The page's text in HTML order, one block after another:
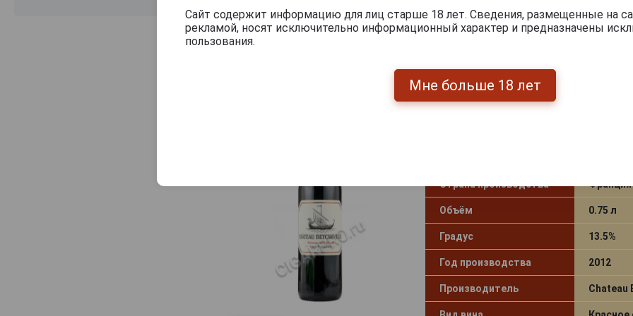
Условия продаж Только
Страна производства Франция
Объём 0.75 л
Градус 13.5%
Год производства 2012
Производитель Chateau
Сайт содержит информацию для лиц старше 18 лет. Сведения, размещенные на
рекламой, носят исключительно информационный характер и предназначены
пользования.
Мне больше 18 лет